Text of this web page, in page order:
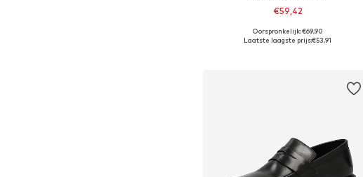
€59,42
Beschikbaar in vele maten
Oorspronkelijk: €69,90
Laatste laagste prijs:€53,91